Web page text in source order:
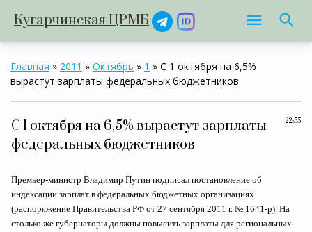
Кугарчинская ЦРМБ
Главная » 2011 » Октябрь » 1 » С 1 октября на 6,5%
вырастут зарплаты федеральных бюджетников
22:55
С 1 октября на 6,5% вырастут зарплаты
федеральных бюджетников
Премьер-министр Владимир Путин подписал постановление об
индексации зарплат в федеральных бюджетных организациях
(распоряжение Правительства РФ от 27 сентября 2011 г. № 1641-р). На
столько же губернаторы должны повысить зарплаты для региональных